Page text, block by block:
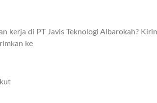
kerja di PT Javis Teknologi Albarokah?
ke